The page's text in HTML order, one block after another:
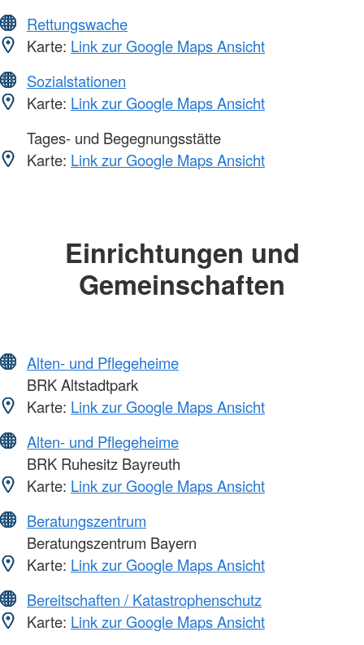
Rettungswache
Karte: Link zur Google Maps Ansicht
Sozialstationen
Karte: Link zur Google Maps Ansicht
Tages- und Begegnungsstätte
Karte: Link zur Google Maps Ansicht
Einrichtungen und
Gemeinschaften
Alten- und Pflegeheime
BRK Altstadtpark
Karte: Link zur Google Maps Ansicht
Alten- und Pflegeheime
BRK Ruhesitz Bayreuth
Karte: Link zur Google Maps Ansicht
Beratungszentrum
Beratungszentrum Bayern
Karte: Link zur Google Maps Ansicht
Bereitschaften / Katastrophenschutz
Karte: Link zur Google Maps Ansicht